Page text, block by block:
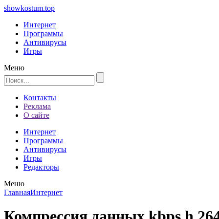
showkostum.top
Интернет
Программы
Антивирусы
Игры
Меню
Контакты
Реклама
О сайте
Интернет
Программы
Антивирусы
Игры
Редакторы
Меню
ГлавнаяИнтернет